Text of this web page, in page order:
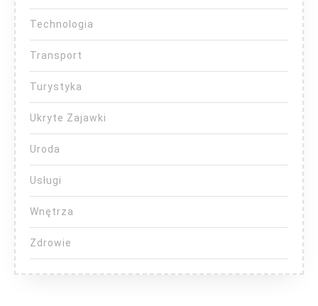
Technologia
Transport
Turystyka
Ukryte Zajawki
Uroda
Usługi
Wnętrza
Zdrowie